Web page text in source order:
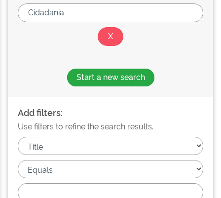
Start a new search
Add filters:
Use filters to refine the search results.